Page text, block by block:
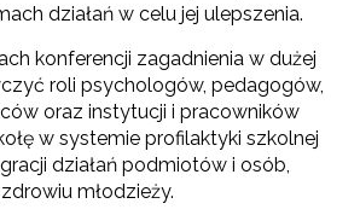
działań w celu jej ulepszenia.
konferencji zagadnienia w dużej
roli psychologów, pedagogów,
oraz instytucji i pracowników
w systemie profilaktyki szkolnej
działań podmiotów i osób,
młodzieży.